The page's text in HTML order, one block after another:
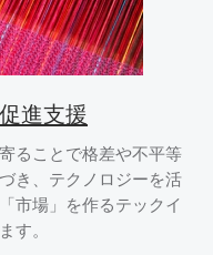
進支援
ることで格差や不平等
き、テクノロジーを活
市場」を作るテックイ
す。